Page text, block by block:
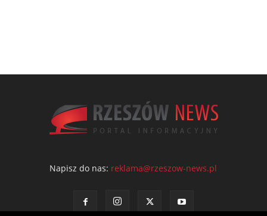
Napisz do nas: reklama@rzeszow-news.pl